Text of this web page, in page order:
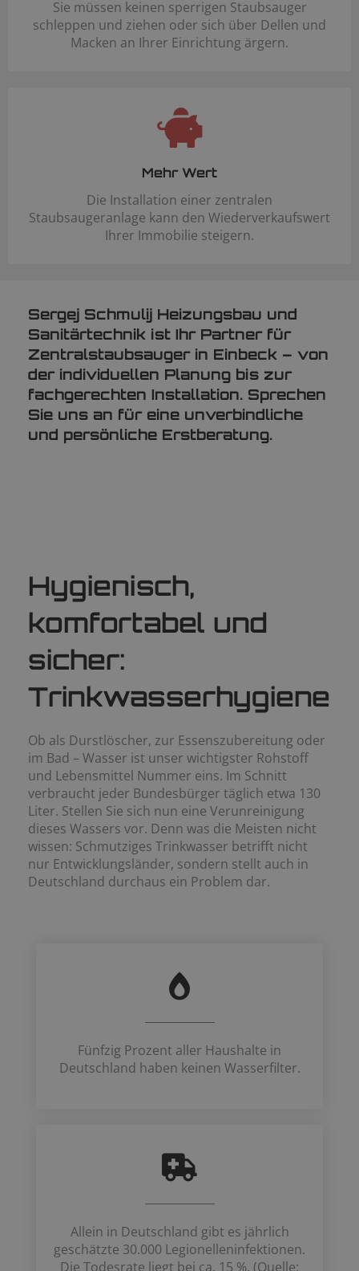
Sie müssen keinen sperrigen Staubsauger
schleppen und ziehen oder sich über Dellen und
Macken an Ihrer Einrichtung ärgern.
Mehr Wert
Die Installation einer zentralen
Staubsaugeranlage kann den Wiederverkaufswert
Ihrer Immobilie steigern.
Sergej Schmulij Heizungsbau und
Sanitärtechnik ist Ihr Partner für
Zentralstaubsauger in Einbeck – von
der individuellen Planung bis zur
fachgerechten Installation. Sprechen
Sie uns an für eine unverbindliche
und persönliche Erstberatung.
Hygienisch,
komfortabel und
sicher:
Trinkwasserhygiene
Ob als Durstlöscher, zur Essenszubereitung oder
im Bad – Wasser ist unser wichtigster Rohstoff
und Lebensmittel Nummer eins. Im Schnitt
verbraucht jeder Bundesbürger täglich etwa 130
Liter. Stellen Sie sich nun eine Verunreinigung
dieses Wassers vor. Denn was die Meisten nicht
wissen: Schmutziges Trinkwasser betrifft nicht
nur Entwicklungsländer, sondern stellt auch in
Deutschland durchaus ein Problem dar.
Fünfzig Prozent aller Haushalte in
Deutschland haben keinen Wasserfilter.
Allein in Deutschland gibt es jährlich
geschätzte 30.000 Legionelleninfektionen.
Die Todesrate liegt bei ca. 15 %. (Quelle: